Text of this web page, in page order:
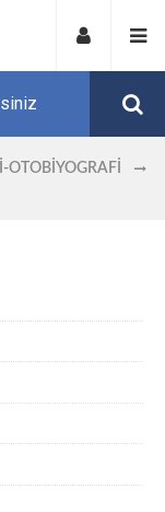
OTOBIYOGRAFI